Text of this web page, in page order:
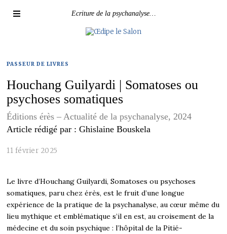
Ecriture de la psychanalyse…
PASSEUR DE LIVRES
Houchang Guilyardi | Somatoses ou
psychoses somatiques
Éditions érès – Actualité de la psychanalyse, 2024
Article rédigé par : Ghislaine Bouskela
11 février 2025
Le livre d’Houchang Guilyardi,Somatoses ou psychoses
somatiques,paru chez érès, est le fruit d’une longue
expérience de la pratique de la psychanalyse, au cœur même du
lieu mythique et emblématique s’il en est, au croisement de la
médecine et du soin psychique : l’hôpital de la Pitié-